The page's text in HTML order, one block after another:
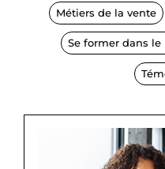
Métiers de la vente
Se former dans le